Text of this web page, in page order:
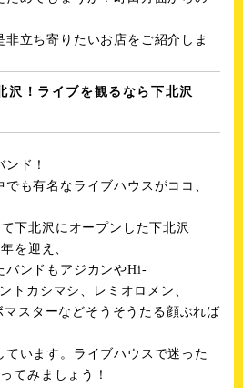
立ち寄りたいお店をご紹介しま
沢！ライブを観るなら下北沢
ド！
も有名なライブハウスがココ、
下北沢にオープンした下北沢
を迎え、
バンドもアジカンやHi-
トカシマシ、レミオロメン、
スターなどそうそうたる顔ぶれば
います。ライブハウスで迷った
てみましょう！